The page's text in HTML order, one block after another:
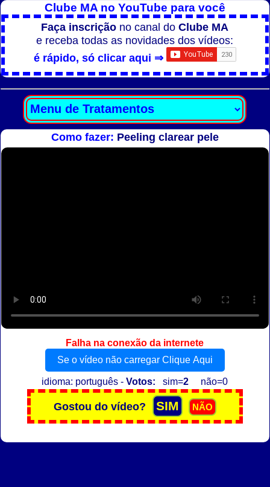
Clube MA no YouTube para você
Faça inscrição no canal doClube MA
e receba todas as novidades dos vídeos:
é rápido, só clicar aqui ⇒
Como fazer: Peeling clarear pele
Falha na conexão da internete
Se o vídeo não carregar Clique Aqui
idioma: português -Votos: sim=2 não=0